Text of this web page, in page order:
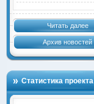
Читать далее
Архив новостей
Статистика проекта